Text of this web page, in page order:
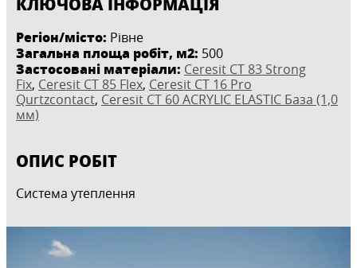
Регіон/місто: Рівне
Загальна площа робіт, м2: 500
Застосовані матеріали: Ceresit CT 83 Strong
Fix, Ceresit CT 85 Flex, Ceresit CT 16 Pro
Qurtzcontact, Ceresit CT 60 ACRYLIC ELASTIC База (1,0
мм)
ОПИС РОБІТ
Система утеплення